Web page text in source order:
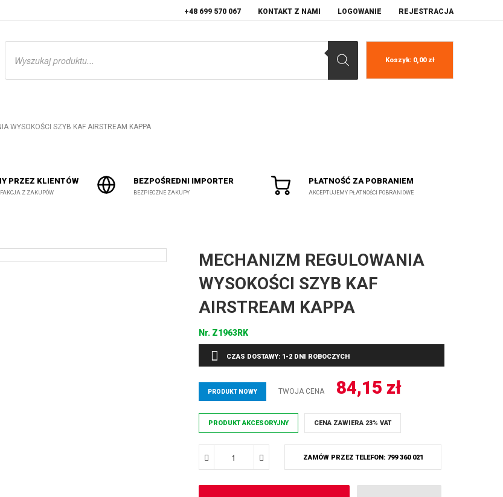
+48 699 570 067 KONTAKT Z NAMI LOGOWANIE REJESTRACJA
Wyszukiwarka
Koszyk: 0,00 zł
WYSOKOŚCI SZYB KAF AIRSTREAM KAPPA
PRZEZ KLIENTÓW
Z ZAKUPÓW
BEZPOŚREDNI IMPORTER
BEZPIECZNE ZAKUPY
PŁATNOŚĆ ZA POBRANIEM
AKCEPTUJEMY PŁATNOŚCI POBRANIOWE
MECHANIZM REGULOWANIA
WYSOKOŚCI SZYB KAF
AIRSTREAM KAPPA
Nr. Z1963RK
CZAS DOSTAWY: 1-2 DNI ROBOCZYCH
PRODUKT NOWY TWOJA CENA 84,15 zł
PRODUKT AKCESORYJNY CENA ZAWIERA 23% VAT
ZAMÓW PRZEZ TELEFON: 799 360 021